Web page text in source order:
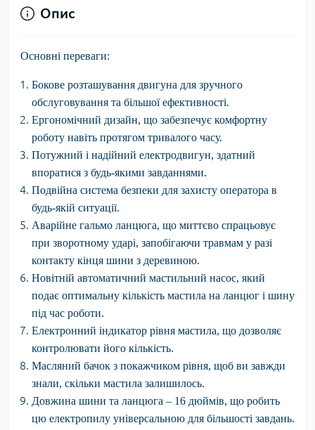
Опис
Основні переваги:
Бокове розташування двигуна для зручного
обслуговування та більшої ефективності.
Ергономічний дизайн, що забезпечує комфортну
роботу навіть протягом тривалого часу.
Потужний і надійний електродвигун, здатний
впоратися з будь-якими завданнями.
Подвійна система безпеки для захисту оператора в
будь-якій ситуації.
Аварійне гальмо ланцюга, що миттєво спрацьовує
при зворотному ударі, запобігаючи травмам у разі
контакту кінця шини з деревиною.
Новітній автоматичний мастильний насос, який
подає оптимальну кількість мастила на ланцюг і шину
під час роботи.
Електронний індикатор рівня мастила, що дозволяє
контролювати його кількість.
Масляний бачок з покажчиком рівня, щоб ви завжди
знали, скільки мастила залишилось.
Довжина шини та ланцюга – 16 дюймів, що робить
цю електропилу універсальною для більшості завдань.